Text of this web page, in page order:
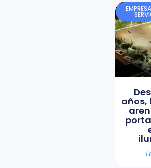
años,